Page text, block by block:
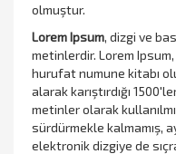
olmuştur.
Lorem Ipsum, dizgi ve
metinlerdir. Lorem Ipsum,
hurufat numune kitabı
alarak karıştırdığı
metinler olarak
sürdürmekle kalmamış,
elektronik dizgiye de